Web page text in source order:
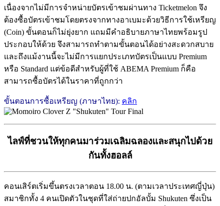
เนื่องจากไม่มีการจำหน่ายบัตรเข้าชมผ่านทาง Ticketmelon จึง
ต้องซื้อบัตรเข้าชมโดยตรงจากทางอาเบมะด้วยวิธีการใช้เหรียญ
(Coin) ขั้นตอนก็ไม่ยุ่งยาก แถมมีคำอธิบายภาษาไทยพร้อมรูป
ประกอบให้ด้วย จึงสามารถทำตามขั้นตอนได้อย่างสะดวกสบาย
และถึงแม้งานนี้จะไม่มีการแยกประเภทบัตรเป็นแบบ Premium
หรือ Standard แต่ข้อดีสำหรับผู้ที่ใช้ ABEMA Premium ก็คือ
สามารถซื้อบัตรได้ในราคาที่ถูกกว่า
ขั้นตอนการซื้อเหรียญ (ภาษาไทย): คลิก
ไลฟ์ที่ชวนให้ทุกคนมาร่วมเฉลิมฉลองและสนุกไปด้วย
กันทั้งฮอลล์
คอนเสิร์ตเริ่มขึ้นตรงเวลาตอน 18.00 น. (ตามเวลาประเทศญี่ปุ่น)
สมาชิกทั้ง 4 คนเปิดตัวในชุดที่ใส่ถ่ายปกอัลบั้ม Shukuten ซึ่งเป็น